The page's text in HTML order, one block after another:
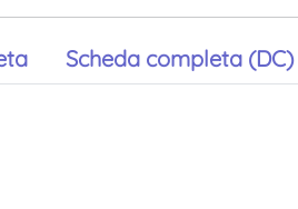
Scheda completa (DC)